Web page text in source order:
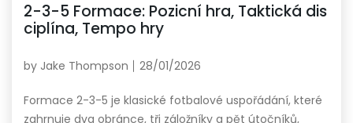
2-3-5 Formace: Pozicní hra, Taktická dis
ciplína, Tempo hry
by Jake Thompson 28/01/2026
Formace 2-3-5 je klasické fotbalové uspořádání, které
zahrnuje dva obránce, tři záložníky a pět útočníků,